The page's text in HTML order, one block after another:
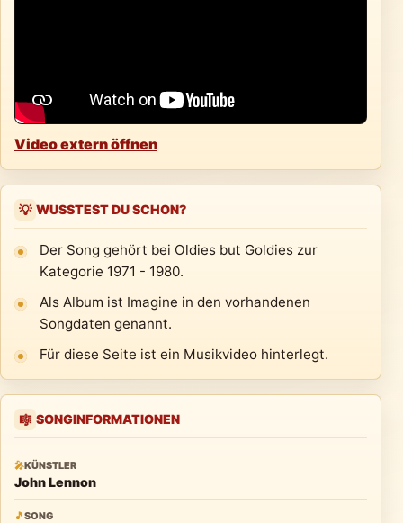
Video extern öffnen
💡 WUSSTEST DU SCHON?
Der Song gehört bei Oldies but Goldies zur
Kategorie 1971 - 1980.
Als Album ist Imagine in den vorhandenen
Songdaten genannt.
Für diese Seite ist ein Musikvideo hinterlegt.
🎼 SONGINFORMATIONEN
🎤KÜNSTLER
John Lennon
🎵SONG